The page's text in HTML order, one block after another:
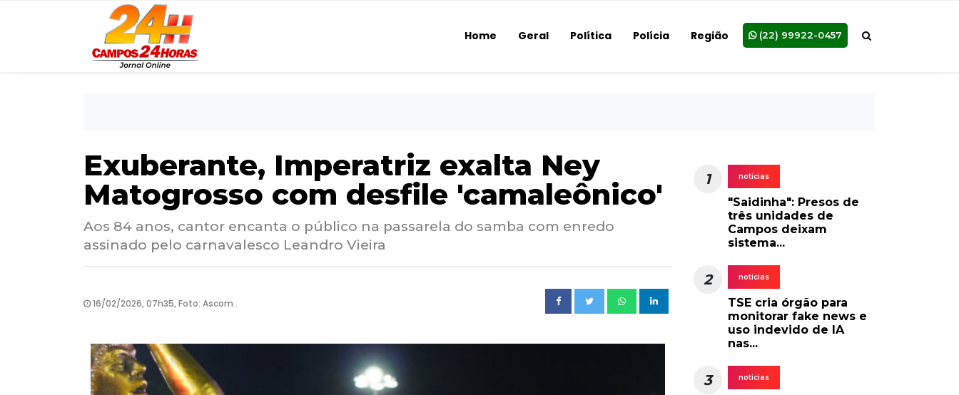
Home Geral Política Polícia Região (22) 99922-0457
Exuberante, Imperatriz exalta Ney
Matogrosso com desfile 'camaleônico'
Aos 84 anos, cantor encanta o público na passarela do samba com enredo
assinado pelo carnavalesco Leandro Vieira
16/02/2026, 07h35, Foto: Ascom .
1 noticias
"Saidinha": Presos de
três unidades de
Campos deixam
sistema...
2 noticias
TSE cria órgão para
monitorar fake news e
uso indevido de IA
nas...
3 noticias